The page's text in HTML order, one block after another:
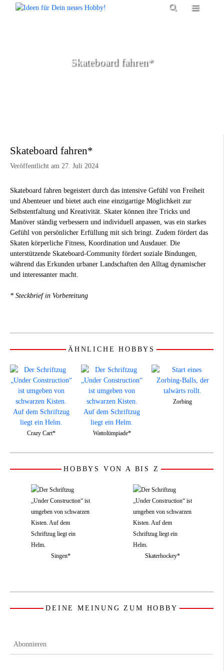
Menü
Skateboard fahren*
Skateboard fahren*
Veröffentlicht am 27. Juli 2024
Skateboard fahren begeistert durch das intensive Gefühl von Freiheit
und Abenteuer und bietet auch eine einzigartige Möglichkeit zur
Selbstentfaltung und Kreativität. Skater können ihre Tricks und
Manöver ständig verbessern und individuell anpassen, was ein starkes
Gefühl von persönlicher Erfüllung mit sich bringt. Zudem fördert das
Skaten körperliche Fitness, Koordination und Ausdauer. Die
unterstützende Skateboard-Community fördert soziale Bindungen,
während das Erkunden urbaner Landschaften den Alltag dynamischer
und interessanter macht.
* Steckbrief in Vorbereitung
ÄHNLICHE HOBBYS
Crazy Cart* Wattolümpiade*
Zorbing
HOBBYS VON A BIS Z
Singen* Skaterhockey*
DEINE MEINUNG ZUM HOBBY
Abonnieren